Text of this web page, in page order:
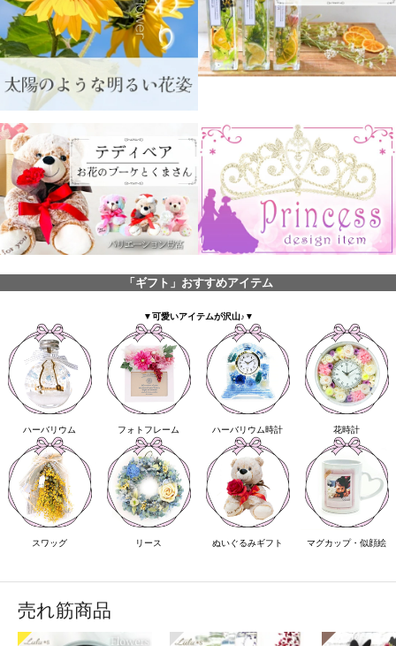
「ギフト」おすすめアイテム
▼可愛いアイテムが沢山♪▼
ハーバリウム フォトフレーム ハーバリウム時計 花時計
スワッグ リース ぬいぐるみギフト マグカップ・似顔絵
売れ筋商品